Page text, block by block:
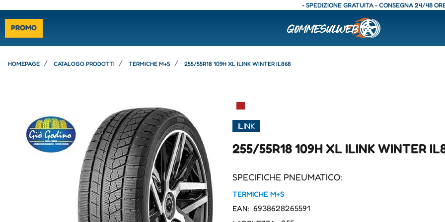
- SPEDIZIONE GRATUITA - CONSEGNA 24/48 ORE -
PROMO
HOMEPAGE CATALOGO PRODOTTI TERMICHE M+S 255/55R18 109H XL ILINK WINTER IL868
▀
ILINK
255/55R18 109H XL ILINK WINTER
SPECIFICHE PNEUMATICO:
TERMICHE M+S
EAN: 6938628265591